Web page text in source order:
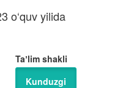
o‘quv yilida
Taʼlim shakli
Kunduzgi